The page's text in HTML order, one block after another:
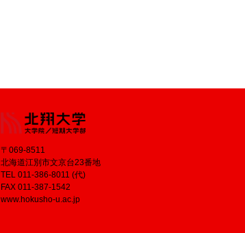
〒069-8511
北海道江別市文京台23番地
TEL 011-386-8011 (代)
FAX 011-387-1542
www.hokusho-u.ac.jp